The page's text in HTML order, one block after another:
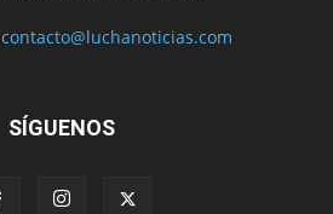
contacto@luchanoticias.com
SÍGUENOS